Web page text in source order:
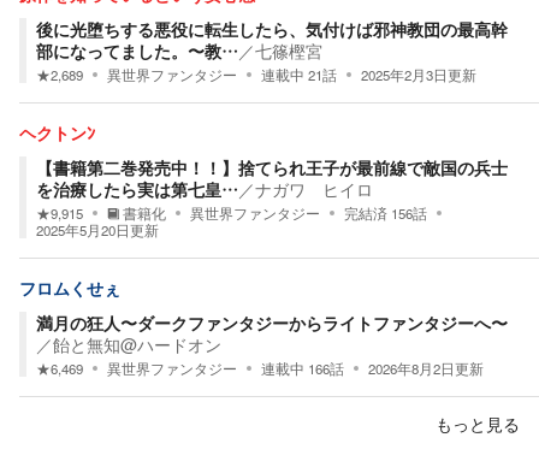
後に光堕ちする悪役に転生したら、気付けば邪神教団の最高幹
部になってました。〜教… ／七篠樫宮
★2,689 異世界ファンタジー 連載中 21話 2025年2月3日更新
ヘクトンﾝ
【書籍第二巻発売中！！】捨てられ王子が最前線で敵国の兵士
を治療したら実は第七皇… ／ナガワ ヒイロ
★9,915 書籍化 異世界ファンタジー 完結済 156話
2025年5月20日更新
フロムくせぇ
満月の狂人〜ダークファンタジーからライトファンタジーへ〜
／飴と無知@ハードオン
★6,469 異世界ファンタジー 連載中 166話 2026年8月2日更新
もっと見る